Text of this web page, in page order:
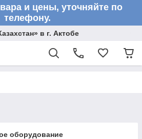
и цены, уточняйте по
телефону.
в г. Актобе
оборудование